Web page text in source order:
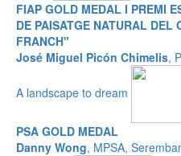
FIAP GOLD MEDAL I PREMI
DE PAISATGE NATURAL DEL
FRANCH"
José Miguel Picón Chimelis,
A landscape to dream
PSA GOLD MEDAL
Danny Wong, MPSA,